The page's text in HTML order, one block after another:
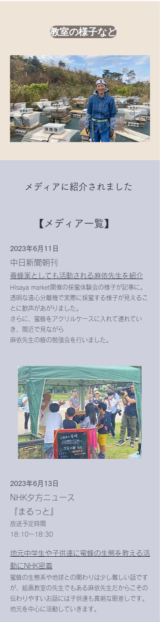
教室の様子など
メディアに紹介されました
【メディア一覧】
2023年6月11日
中日新聞朝刊
養蜂家として も活動される麻依先生を紹介
Hisaya market開催の採蜜体験会の様子が記事に。
透明な遠心分離機で実際に採蜜する様子が見えるこ
とに歓声があがりました。
さらに、蜜蜂をアクリルケースに入れて連れてい
き、間近で見ながら
麻依先生の蜂の勉強会を行いました。
2023年6月13日
NHK夕方ニュース
『まるっと』
​​放送予定時間
18:10～18:30
地元中学生や子供達に蜜蜂の生態を教える活
動にNHK密着
蜜蜂の生態系や地球との関わりは少し難しい話です
が、絵画教室の先生でもある麻依先生だからこその
伝わりやすいお話には子供達も真剣な眼差しです。
地元を中心に活動していきます。